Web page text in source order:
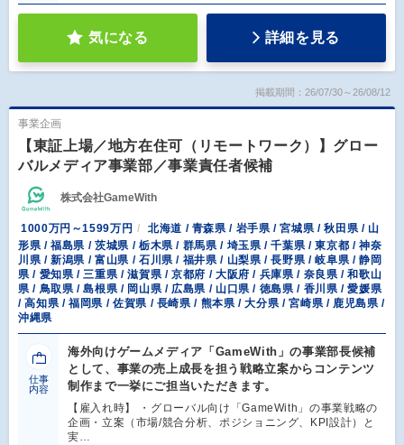
気になる 詳細を見る
掲載期間：26/07/30～26/08/12
事業企画
【東証上場／地方在住可（リモートワーク）】グロー
バルメディア事業部／事業責任者候補
株式会社GameWith
1000万円～1599万円
北海道 / 青森県 / 岩手県 / 宮城県 / 秋田県 / 山
形県 / 福島県 / 茨城県 / 栃木県 / 群馬県 / 埼玉県 / 千葉県 / 東京都 / 神奈
川県 / 新潟県 / 富山県 / 石川県 / 福井県 / 山梨県 / 長野県 / 岐阜県 / 静岡
県 / 愛知県 / 三重県 / 滋賀県 / 京都府 / 大阪府 / 兵庫県 / 奈良県 / 和歌山
県 / 鳥取県 / 島根県 / 岡山県 / 広島県 / 山口県 / 徳島県 / 香川県 / 愛媛県
/ 高知県 / 福岡県 / 佐賀県 / 長崎県 / 熊本県 / 大分県 / 宮崎県 / 鹿児島県 /
沖縄県
仕事
内容
海外向けゲームメディア「GameWith」の事業部長候補
として、事業の売上成長を担う戦略立案からコンテンツ
制作まで一挙にご担当いただきます。
【雇入れ時】 ・グローバル向け「GameWith」の事業戦略の
企画・立案（市場/競合分析、ポジショニング、KPI設計）と
実…